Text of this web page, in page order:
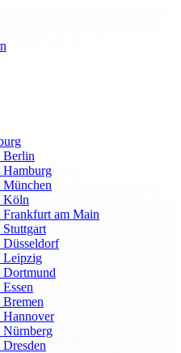
Berlin
Hamburg
Köln
am Main
Düsseldorf
Leipzig
Dortmund
Hannover
Nürnberg